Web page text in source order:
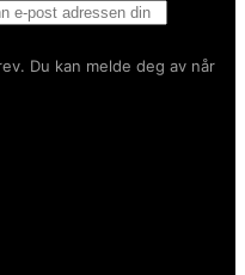
Du kan melde deg av når